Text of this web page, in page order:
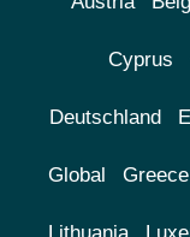
Cyprus
Deutschland
Global Greece